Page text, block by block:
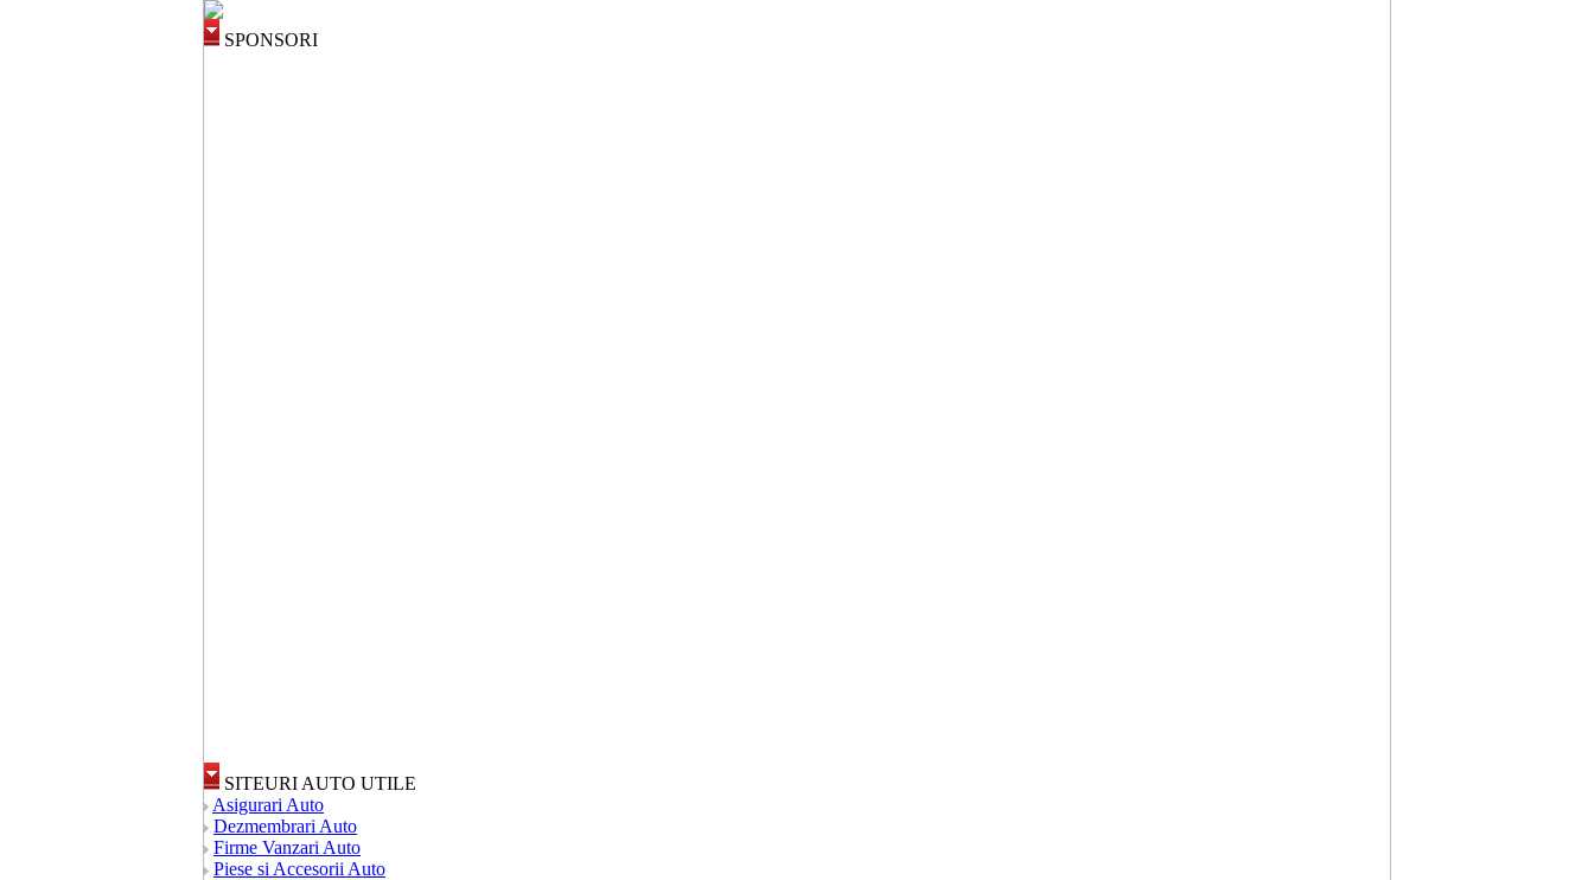
SPONSORI
SITEURI AUTO UTILE
Asigurari Auto
Dezmembrari Auto
Firme Vanzari Auto
Piese si Accesorii Auto